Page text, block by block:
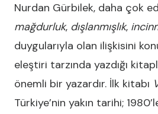
Nurdan Gürbilek, daha çok
mağdurluk, dışlanmışlık,
duygularıyla olan ilişkisini
eleştiri tarzında yazdığı
önemli bir yazardır. İlk kitabı
Türkiye’nin yakın tarihi;